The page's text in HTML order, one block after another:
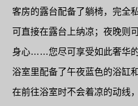
客房的露台配备了躺椅，完全
可直接在露台上纳凉；夜晚则
身心……您尽可享受如此奢华的
浴室里配备了午夜蓝色的浴缸
在前往浴室时不会着凉的动线